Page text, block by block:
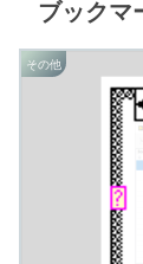
ブックマ
その他